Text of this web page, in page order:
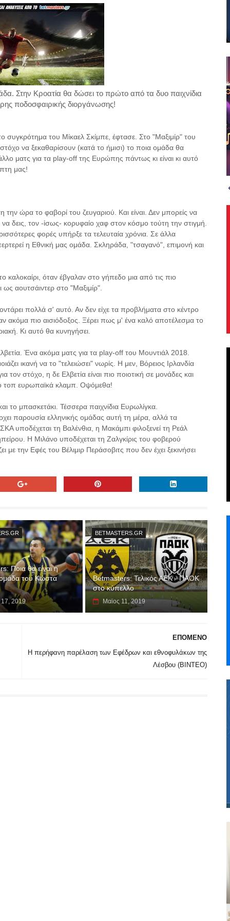
Στην Κροατία θα δώσει το πρώτο από τα δυο παιχνίδια
ποδοσφαιρικής διοργάνωσης!
του Μίκαελ Σκίμπε, έφτασε. Στο "Μαξιμίρ" του
να ξεκαθαρίσουν (κατά το ήμισι) το ποια ομάδα θα
ματς για τα play-off της Ευρώπης πάντως κι είναι κι αυτό
μας!
ώρα το φαβορί του ζευγαριού. Και είναι. Δεν μπορείς να
δεις, τον -ίσως- κορυφαίο χαφ στον κόσμο τούτη την στιγμή.
φορές υπήρξε τα τελευταία χρόνια. Σε άλλα
η Εθνική μας ομάδα. Σκληράδα, "τσαγανό", επιμονή και
καλοκαίρι, όταν έβγαλαν στο γήπεδο μια από τις πιο
αουτσάιντερ στο "Μαξιμίρ".
πολλά σ' αυτό. Αν δεν είχε τα προβλήματα στο κέντρο
πιο αισιόδοξος. Ξέρει πως μ' ένα καλό αποτέλεσμα το
Κι αυτό θα κυνηγήσει.
Ένα ακόμα ματς για τα play-off του Μουντιάλ 2018.
ικανή να το "τελειώσει" νωρίς. Η μεν, Βόρειος Ιρλανδία
στόχο, η δε Ελβετία είναι πιο ποιοτική σε μονάδες και
τοπ ευρωπαϊκά κλαμπ. Οψόμεθα!
μπασκετάκι. Τέσσερα παιχνίδια Ευρωλίγκα.
παρουσία ελληνικής ομάδας αυτή τη μέρα, αλλά τα
υποδέχεται τη Βαλένθια, η Μακάμπι φιλοξενεί τη Ρεάλ
Η Μιλάνο υποδέχεται τη Ζαλγκίρις του φοβερού
με την Εφές του Βέλιμιρ Περάσοβιτς που δεν έχει ξεκινήσει
Ποια θα είναι η
του Κώστα
17, 2019
BETMASTERS.GR
Betmasters: Τελικός ΑΕΚ - ΠΑΟΚ
στο κύπελλο
Μαϊος 11, 2019
ΕΠΟΜΕΝΟ
Η περήφανη παρέλαση των Εφέδρων και εθνοφυλάκων της
Λέσβου (ΒΙΝΤΕΟ)